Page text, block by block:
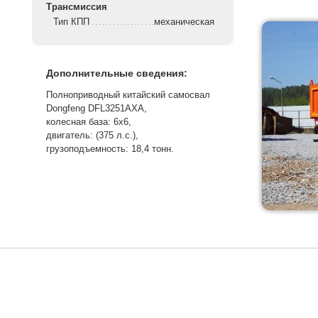
Трансмиссия
Тип КПП
механическая
Дополнительные сведения:
Полноприводный китайский самосвал
Dongfeng DFL3251AXA,
колесная база: 6х6,
двигатель: (375 л.с.),
грузоподъемность: 18,4 тонн.